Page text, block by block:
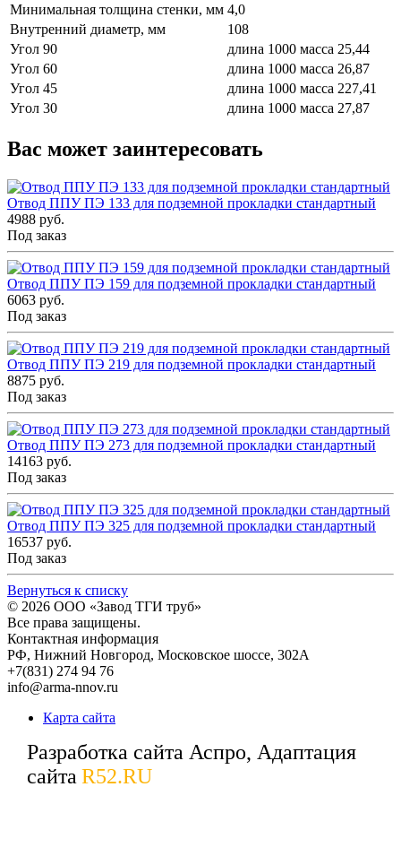
Минимальная толщина стенки, мм 4,0
Внутренний диаметр, мм
108
Угол 90
длина 1000 масса 25,44
Угол 60
длина 1000 масса 26,87
Угол 45
длина 1000 масса 227,41
Угол 30
длина 1000 масса 27,87
Вас может заинтересовать
Отвод ППУ ПЭ 133 для подземной прокладки стандартный
4988 руб.
Под заказ
Отвод ППУ ПЭ 159 для подземной прокладки стандартный
6063 руб.
Под заказ
Отвод ППУ ПЭ 219 для подземной прокладки стандартный
8875 руб.
Под заказ
Отвод ППУ ПЭ 273 для подземной прокладки стандартный
14163 руб.
Под заказ
Отвод ППУ ПЭ 325 для подземной прокладки стандартный
16537 руб.
Под заказ
Вернуться к списку
© 2026 ООО «Завод ТГИ труб»
Все права защищены.
Контактная информация
РФ, Нижний Новгород, Московское шоссе, 302А
+7(831) 274 94 76
info@arma-nnov.ru
Карта сайта
Разработка сайта Аспро, Адаптация
сайта R52.RU